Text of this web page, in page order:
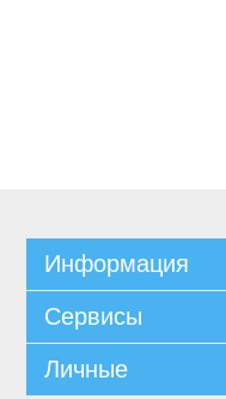
Информация
Сервисы
Личные